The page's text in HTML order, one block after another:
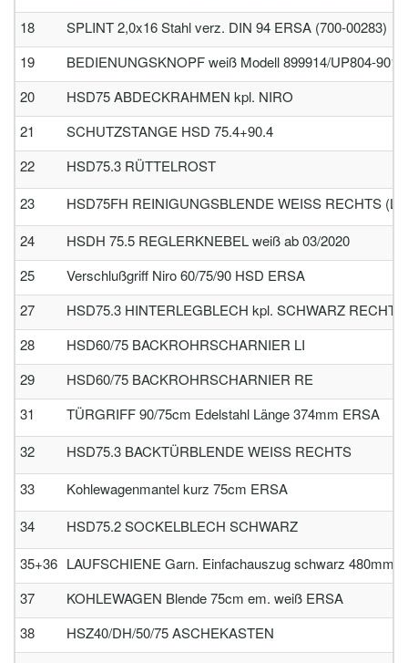
18
SPLINT 2,0x16 Stahl verz. DIN 94 ERSA (700-00283)
19
BEDIENUNGSKNOPF weiß Modell 899914/UP804-
20
HSD75 ABDECKRAHMEN kpl. NIRO
21
SCHUTZSTANGE HSD 75.4+90.4
22
HSD75.3 RÜTTELROST
23
HSD75FH REINIGUNGSBLENDE WEISS RECHTS
24
HSDH 75.5 REGLERKNEBEL weiß ab 03/2020
25
Verschlußgriff Niro 60/75/90 HSD ERSA
27
HSD75.3 HINTERLEGBLECH kpl. SCHWARZ
28
HSD60/75 BACKROHRSCHARNIER LI
29
HSD60/75 BACKROHRSCHARNIER RE
31
TÜRGRIFF 90/75cm Edelstahl Länge 374mm ERSA
32
HSD75.3 BACKTÜRBLENDE WEISS RECHTS
33
Kohlewagenmantel kurz 75cm ERSA
34
HSD75.2 SOCKELBLECH SCHWARZ
35+36 LAUFSCHIENE Garn. Einfachauszug schwarz 480mm
37
KOHLEWAGEN Blende 75cm em. weiß ERSA
38
HSZ40/DH/50/75 ASCHEKASTEN